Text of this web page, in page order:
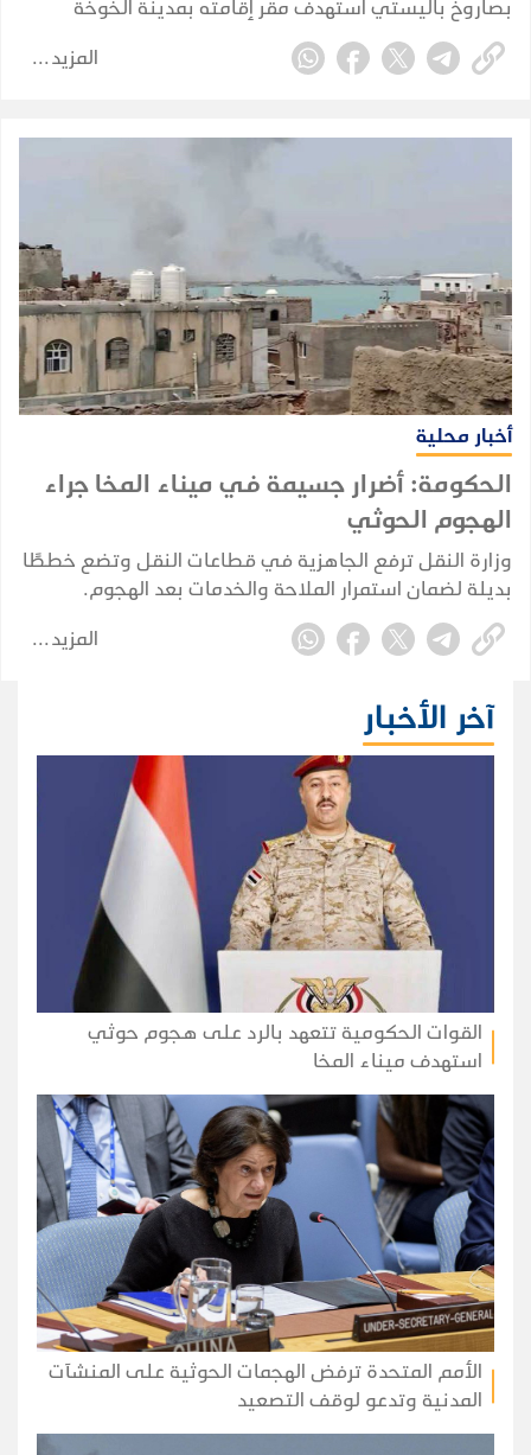
بصاروخ باليستي استهدف مقر إقامته بمدينة الخوخة
المزيد
أخبار محلية
الحكومة: أضرار جسيمة في ميناء المخا جراء
الهجوم الحوثي
وزارة النقل ترفع الجاهزية في قطاعات النقل وتضع خططًا
بديلة لضمان استمرار الملاحة والخدمات بعد الهجوم.
المزيد
آخر الأخبار
القوات الحكومية تتعهد بالرد على هجوم حوثي
استهدف ميناء المخا
الأمم المتحدة ترفض الهجمات الحوثية على المنشآت
المدنية وتدعو لوقف التصعيد